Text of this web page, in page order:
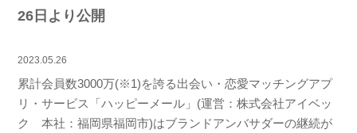
26日より公開
2023.05.26
累計会員数3000万(※1)を誇る出会い・恋愛マッチングアプ
リ・サービス「ハッピーメール」(運営：株式会社アイベッ
ク 本社：福岡県福岡市)はブランドアンバサダーの継続が